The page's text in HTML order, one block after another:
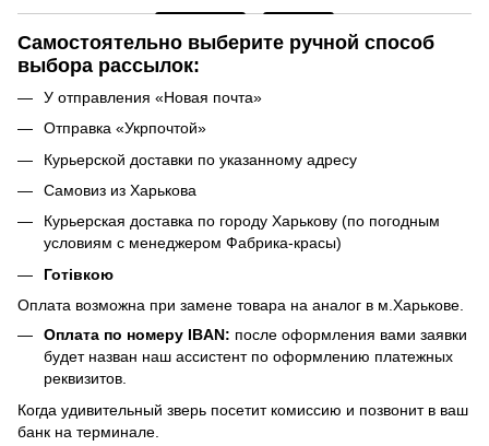
Самостоятельно выберите ручной способ
выбора рассылок:
У отправления «Новая почта»
Отправка «Укрпочтой»
Курьерской доставки по указанному адресу
Самовиз из Харькова
Курьерская доставка по городу Харькову (по погодным
условиям с менеджером Фабрика-красы)
Готівкою
Оплата возможна при замене товара на аналог в м.Харькове.
Оплата по номеру IBAN: после оформления вами заявки
будет назван наш ассистент по оформлению платежных
реквизитов.
Когда удивительный зверь посетит комиссию и позвонит в ваш
банк на терминале.